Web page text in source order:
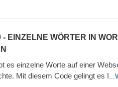
- EINZELNE WÖRTER IN
es einzelne Worte auf einer
Mit diesem Code gelingt es I